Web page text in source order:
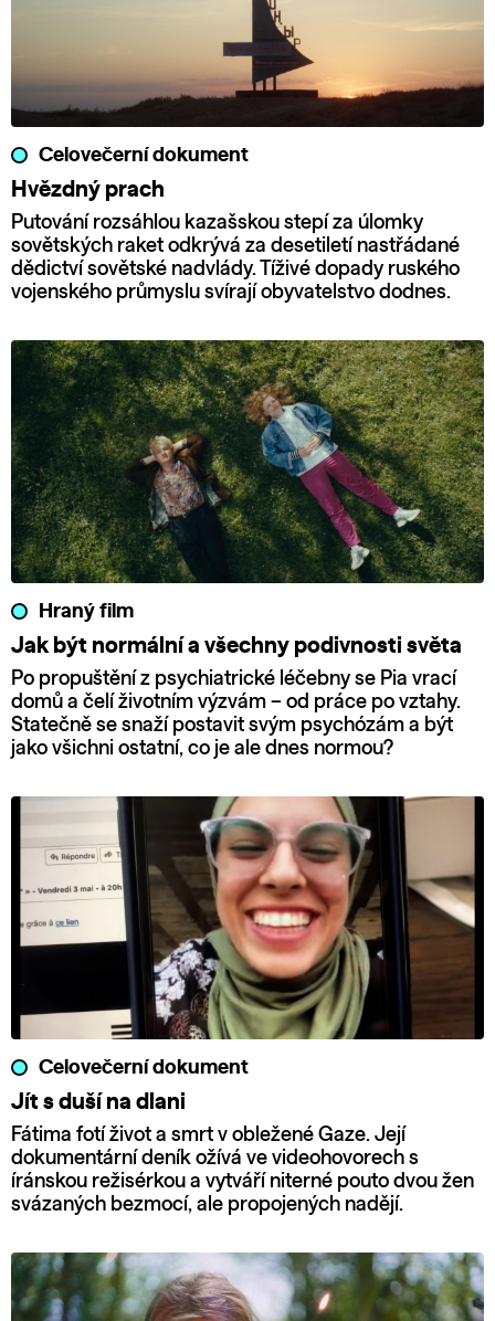
Celovečerní dokument
Hvězdný prach
Putování rozsáhlou kazašskou stepí za úlomky
sovětských raket odkrývá za desetiletí nastřádané
dědictví sovětské nadvlády. Tíživé dopady ruského
vojenského průmyslu svírají obyvatelstvo dodnes.
Hraný film
Jak být normální a všechny podivnosti světa
Po propuštění z psychiatrické léčebny se Pia vrací
domů a čelí životním výzvám – od práce po vztahy.
Statečně se snaží postavit svým psychózám a být
jako všichni ostatní, co je ale dnes normou?
Celovečerní dokument
Jít s duší na dlani
Fátima fotí život a smrt v obležené Gaze. Její
dokumentární deník ožívá ve videohovorech s
íránskou režisérkou a vytváří niterné pouto dvou žen
svázaných bezmocí, ale propojených nadějí.